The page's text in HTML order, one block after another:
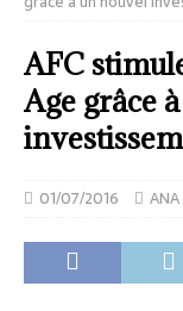
AFC
Age grâce
01/07/2016 ANA